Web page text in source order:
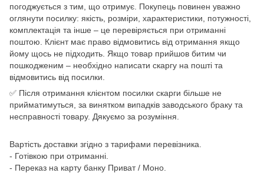
погоджується з тим, що отримує. Покупець повинен уважно
оглянути посилку: якість, розміри, характеристики, потужності,
комплектація та інше – це перевіряється при отриманні
поштою. Клієнт має право відмовитись від отримання якщо
йому щось не підходить. Якщо товар прийшов битим чи
пошкодженим – необхідно написати скаргу на пошті та
відмовитись від посилки.
✅ Після отримання клієнтом посилки скарги більше не
прийматимуться, за винятком випадків заводського браку та
несправності товару. Дякуємо за розуміння.
Вартість доставки згідно з тарифами перевізника.
- Готівкою при отриманні.
- Переказ на карту банку Приват / Моно.